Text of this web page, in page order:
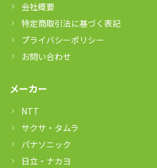
会社概要
特定商取引法に基づく表記
プライバシーポリシー
お問い合わせ
メーカー
NTT
サクサ・タムラ
パナソニック
日立・ナカヨ